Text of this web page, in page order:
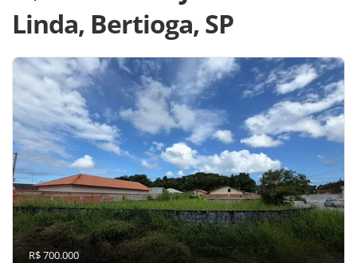
Linda, Bertioga, SP
R$ 700.000